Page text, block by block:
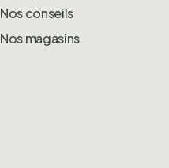
Nos conseils
Nos magasins